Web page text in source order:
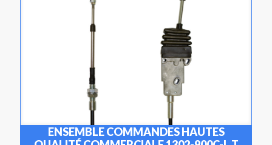
ENSEMBLE COMMANDES HAUTES